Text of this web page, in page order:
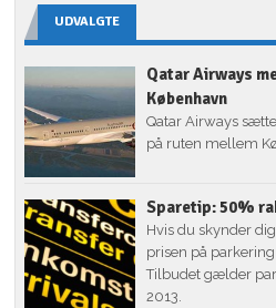
UDVALGTE
Qatar Airways
København
Qatar Airways
på ruten mellem
Sparetip: 50%
Hvis du skynder
prisen på
Tilbudet gælder
2013.